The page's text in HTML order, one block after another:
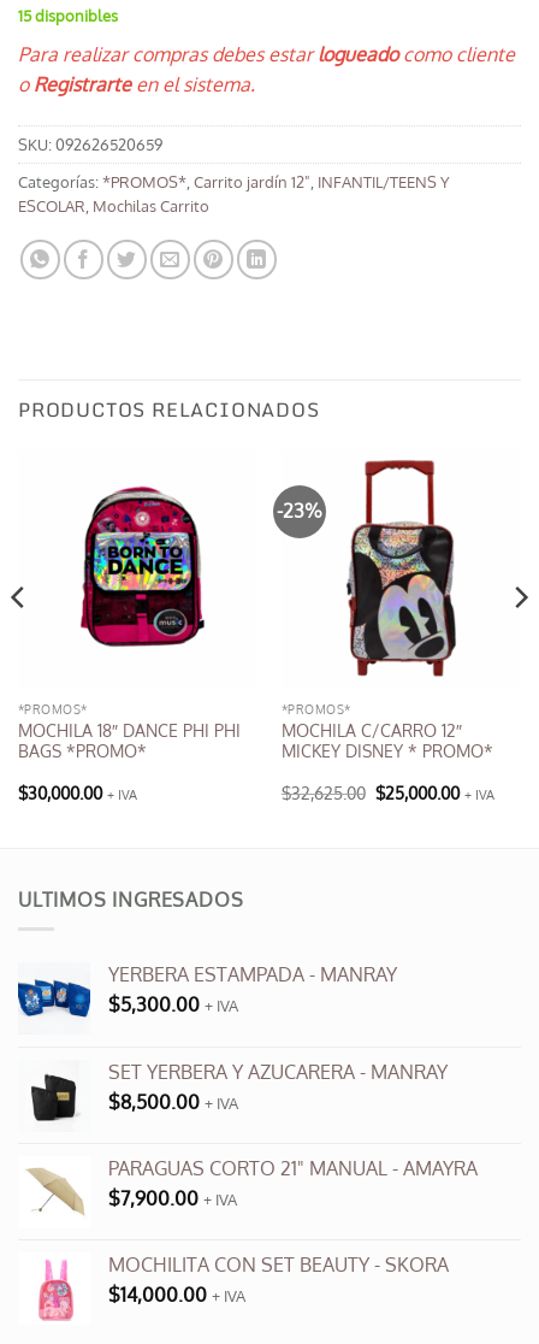
15 disponibles
Para realizar compras debes estarlogueadocomo cliente
oRegistrarteen el sistema.
SKU:092626520659
Categorías:*PROMOS* Carrito jardín 12" INFANTIL/TEENS Y
ESCOLAR Mochilas Carrito
PRODUCTOS RELACIONADOS
*PROMOS*
MOCHILA 18″ DANCE PHI PHI
BAGS *PROMO*
$30,000.00 + IVA
múltiples
variantes.
se
pueden
página
producto
-23%
*PROMOS*
MOCHILA C/CARRO 12″
MICKEY DISNEY * PROMO*
$32,625.00 El
precio
$25,000.00El+ IVA
ULTIMOS INGRESADOS
YERBERA ESTAMPADA - MANRAY
$5,300.00 + IVA
SET YERBERA Y AZUCARERA - MANRAY
$8,500.00 + IVA
PARAGUAS CORTO 21" MANUAL - AMAYRA
$7,900.00 + IVA
MOCHILITA CON SET BEAUTY - SKORA
$14,000.00 + IVA